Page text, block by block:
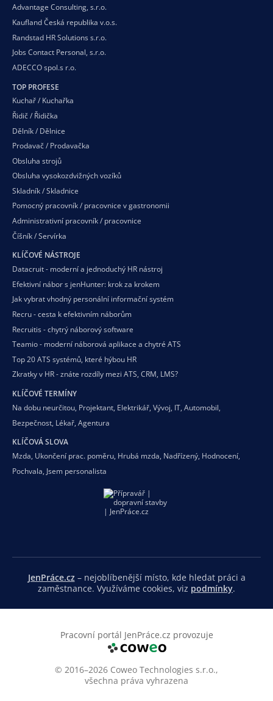
Advantage Consulting, s.r.o.
Kaufland Česká republika v.o.s.
Randstad HR Solutions s.r.o.
Jobs Contact Personal, s.r.o.
ADECCO spol.s r.o.
TOP PROFESE
Kuchař / Kuchařka
Řidič / Řidička
Dělník / Dělnice
Prodavač / Prodavačka
Obsluha strojů
Obsluha vysokozdvižných vozíků
Skladník / Skladnice
Pomocný pracovník / pracovnice v gastronomii
Administrativní pracovník / pracovnice
Číšník / Servírka
KLÍČOVÉ NÁSTROJE
Datacruit - moderní a jednoduchý HR nástroj
Efektivní nábor s jenHunter: krok za krokem
Jak vybrat vhodný personální informační systém
Recru - cesta k efektivním náborům
Recruitis - chytrý náborový software
Teamio - moderní náborová aplikace a chytré ATS
Top 20 ATS systémů, které hýbou HR
Zkratky v HR - znáte rozdíly mezi ATS, CRM, LMS?
KLÍČOVÉ TERMÍNY
Na dobu neurčitou, Projektant, Elektrikář, Vývoj, IT, Automobil,
Bezpečnost, Lékař, Agentura
KLÍČOVÁ SLOVA
Mzda, Ukončení prac. poměru, Hrubá mzda, Nadřízený, Hodnocení,
Pochvala, Jsem personalista
JenPráce.cz – nejoblíbenější místo, kde hledat práci a
zaměstnance. Využíváme cookies, viz podmínky.
Pracovní portál JenPráce.cz provozuje
© 2016–2026 Coweo Technologies s.r.o.,
všechna práva vyhrazena